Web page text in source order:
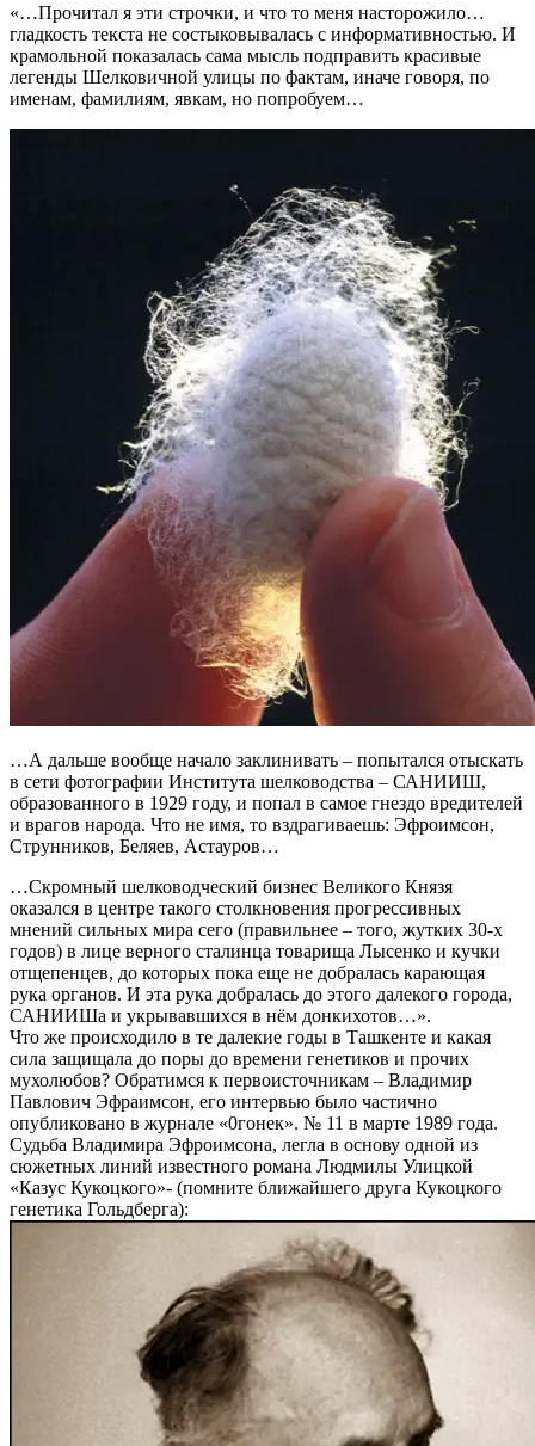
«…Прочитал я эти строчки, и что то меня насторожило…
гладкость текста не состыковывалась с информативностью. И
крамольной показалась сама мысль подправить красивые
легенды Шелковичной улицы по фактам, иначе говоря, по
именам, фамилиям, явкам, но попробуем…
…А дальше вообще начало заклинивать – попытался отыскать
в сети фотографии Института шелководства – САНИИШ,
образованного в 1929 году, и попал в самое гнездо вредителей
и врагов народа. Что не имя, то вздрагиваешь: Эфроимсон,
Струнников, Беляев, Астауров…
…Скромный шелководческий бизнес Великого Князя
оказался в центре такого столкновения прогрессивных
мнений сильных мира сего (правильнее – того, жутких 30-х
годов) в лице верного сталинца товарища Лысенко и кучки
отщепенцев, до которых пока еще не добралась карающая
рука органов. И эта рука добралась до этого далекого города,
САНИИШа и укрывавшихся в нём донкихотов…».
Что же происходило в те далекие годы в Ташкенте и какая
сила защищала до поры до времени генетиков и прочих
мухолюбов? Обратимся к первоисточникам – Владимир
Павлович Эфраимсон, его интервью было частично
опубликовано в журнале «0гонек». № 11 в марте 1989 года.
Судьба Владимира Эфроимсона, легла в основу одной из
сюжетных линий известного романа Людмилы Улицкой
«Казус Кукоцкого»- (помните ближайшего друга Кукоцкого
генетика Гольдберга):